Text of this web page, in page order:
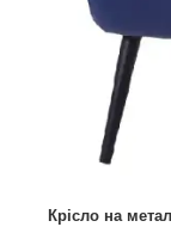
Крісло на